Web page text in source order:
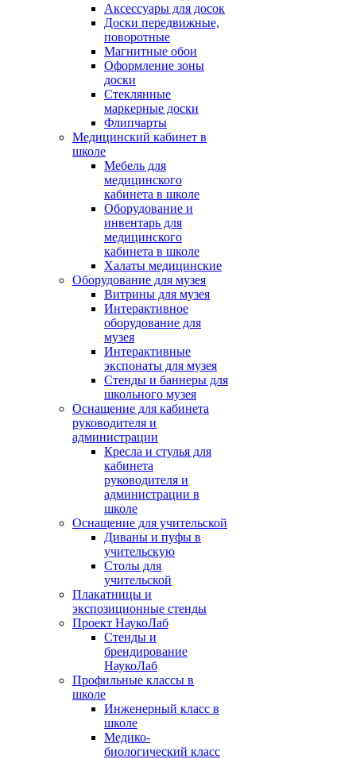
Аксессуары для досок
Доски передвижные,
поворотные
Магнитные обои
Оформление зоны
доски
Стеклянные
маркерные доски
Флипчарты
Медицинский кабинет в
школе
Мебель для
медицинского
кабинета в школе
Оборудование и
инвентарь для
медицинского
кабинета в школе
Халаты медицинские
Оборудование для музея
Витрины для музея
Интерактивное
оборудование для
музея
Интерактивные
экспонаты для музея
Стенды и баннеры для
школьного музея
Оснащение для кабинета
руководителя и
администрации
Кресла и стулья для
кабинета
руководителя и
администрации в
школе
Оснащение для учительской
Диваны и пуфы в
учительскую
Столы для
учительской
Плакатницы и
экспозиционные стенды
Проект НаукоЛаб
Стенды и
брендирование
НаукоЛаб
Профильные классы в
школе
Инженерный класс в
школе
Медико-
биологический класс